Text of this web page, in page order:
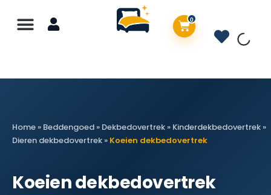
0
Home » Beddengoed » Dekbedovertrek » Kinderdekbedovertrek »
Dieren dekbedovertrek » Koeien dekbedovertrek
Koeien dekbedovertrek